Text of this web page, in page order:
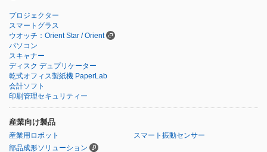
プロジェクター
スマートグラス
ウオッチ：Orient Star / Orient
パソコン
スキャナー
ディスク デュプリケーター
乾式オフィス製紙機 PaperLab
会計ソフト
印刷管理セキュリティー
産業向け製品
産業用ロボット
スマート振動センサー
部品成形ソリューション